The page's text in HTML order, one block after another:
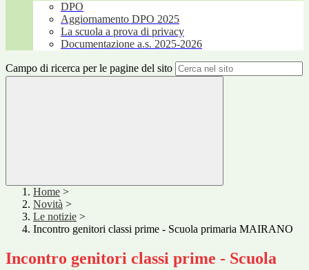
DPO
Aggiornamento DPO 2025
La scuola a prova di privacy
Documentazione a.s. 2025-2026
Campo di ricerca per le pagine del sito
Home >
Novità >
Le notizie >
Incontro genitori classi prime - Scuola primaria MAIRANO
Incontro genitori classi prime - Scuola